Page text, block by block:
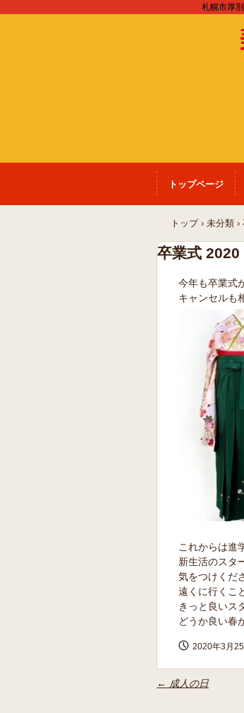
札幌市厚
トップページ
トップ › 未分類 ›
卒業式 2020
今年も卒業式
キャンセルも
これからは進
新生活のスタ
気をつけくだ
遠くに行くこ
きっと良いス
どうか良い春
2020年3月25
← 成人の日